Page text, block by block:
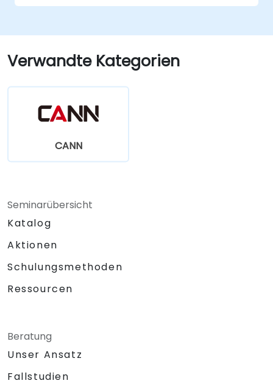
Verwandte Kategorien
CANN
Seminarübersicht
Katalog
Aktionen
Schulungsmethoden
Ressourcen
Beratung
Unser Ansatz
Fallstudien